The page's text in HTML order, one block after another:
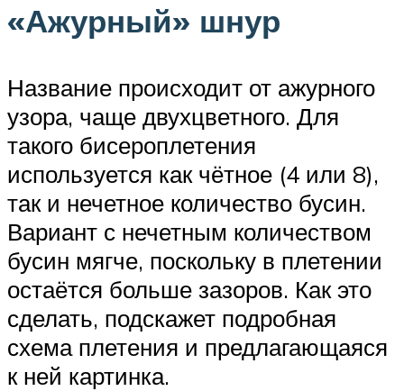
«Ажурный» шнур
Название происходит от ажурного
узора, чаще двухцветного. Для
такого бисероплетения
используется как чётное (4 или 8),
так и нечетное количество бусин.
Вариант с нечетным количеством
бусин мягче, поскольку в плетении
остаётся больше зазоров. Как это
сделать, подскажет подробная
схема плетения и предлагающаяся
к ней картинка.